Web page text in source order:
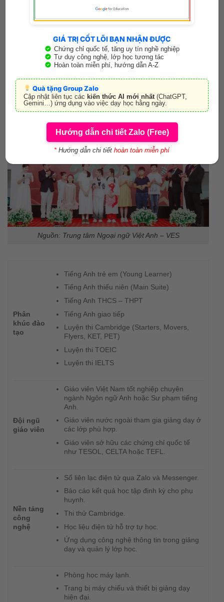
Website: www.ves.edu.vn
Giờ mở cửa:
Thứ 2 – Thứ 7: 07:30 – 20:30
Chủ nhật: 07:00 – 17:00
Đánh giá trên Google Map: 4.6 (27 đánh giá)
Nguồn: Trung tâm Ngoại ngữ Việt Anh – VES
Phân
khúc đào
tạo
Tiếng Anh trẻ em (Young Learner)
Tiếng Anh thiếu niên (Main Suite)
Tiếng Anh THCS – THPT
Tiếng Anh giao tiếp
Luyện thi Cambridge (Starters, Movers,
Flyers, KET, PET)
Luyện thi TOEIC
Luyện thi IELTS
Đội ngũ
giáo viên
Giáo viên Việt Nam tốt nghiệp chuyên
ngành Ngôn ngữ Anh hoặc Sư phạm tiếng
Anh.
Giáo viên nước ngoài tham gia giảng dạy ở
các lớp phù hợp.
Giáo viên sở hữu các chứng chỉ quốc tế
như TESOL, CELTA hoặc TEFL.
Nền tảng
công
nghệ
Sổ liên lạc điện tử qua Zalo và Messenger.
Báo cáo kết quả học tập định kỳ cho phụ
huynh.
Thi thử Cambridge.
Học liệu điện tử hỗ trợ tự học.
Ứng dụng công nghệ thông tin trong giảng
dạy và quản lý lớp học.
Phòng học máy lạnh.
Trang bị máy chiếu và thiết bị giảng dạy
hiện đại.
GIÁ TRỊ CỐT LÕI BẠN NHẬN ĐƯỢC
Chứng chỉ quốc tế, tăng uy tín nghề nghiệp
Tư duy công nghệ, lớp học tương tác
Hoàn toàn miễn phí, hướng dẫn A-Z
Quà tặng Group Zalo
Cập nhật liên tục các kiến thức AI mới nhất(ChatGPT,
Gemini…) ứng dụng vào việc dạy học hằng ngày.
Hướng dẫn chi tiết Zalo (Free)
*Hướng dẫn chi tiếthoàn toàn miễn phí